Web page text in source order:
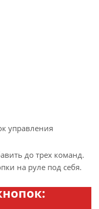
управления
до трех команд.
на руле под себя.